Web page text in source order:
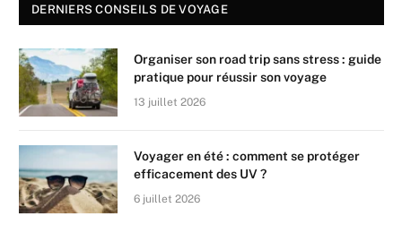
DERNIERS CONSEILS DE VOYAGE
Organiser son road trip sans stress : guide
pratique pour réussir son voyage
13 juillet 2026
Voyager en été : comment se protéger
efficacement des UV ?
6 juillet 2026